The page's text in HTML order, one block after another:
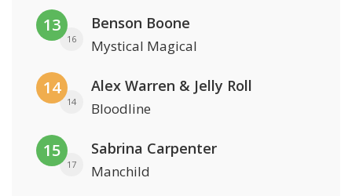
13
16
Benson Boone
Mystical Magical
14
14
Alex Warren & Jelly Roll
Bloodline
15
17
Sabrina Carpenter
Manchild